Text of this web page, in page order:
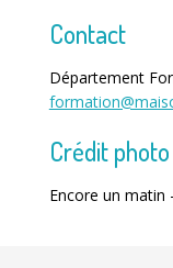
Contact
Département
Crédit photo
Encore un matin